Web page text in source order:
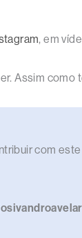
, em
Assim como
com